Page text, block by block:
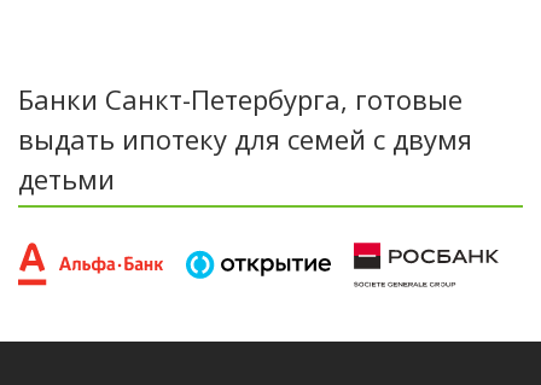
Банки Санкт-Петербурга, готовые
выдать ипотеку для семей с двумя
детьми